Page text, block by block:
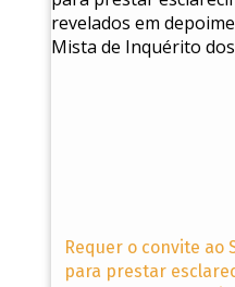
Requer o convite ao
para prestar